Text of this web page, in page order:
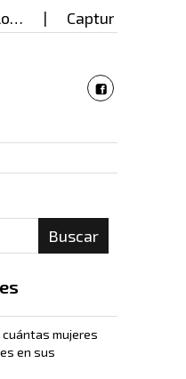
Capturado en Cali
Buscar
mujeres
en sus